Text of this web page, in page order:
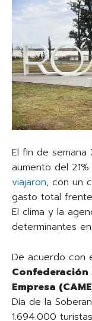
El fin de
aumento del
viajaron, con un
gasto total
El clima y la
determinantes
De acuerdo con
Empresa
Día de la
1.694.000